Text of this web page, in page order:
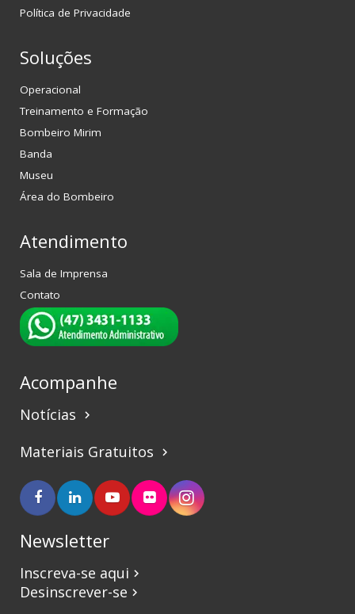
Política de Privacidade
Soluções
Operacional
Treinamento e Formação
Bombeiro Mirim
Banda
Museu
Área do Bombeiro
Atendimento
Sala de Imprensa
Contato
Acompanhe
Notícias keyboard_arrow_right
Materiais Gratuitos keyboard_arrow_right
Newsletter
Inscreva-se aqui keyboard_arrow_right
Desinscrever-se keyboard_arrow_right